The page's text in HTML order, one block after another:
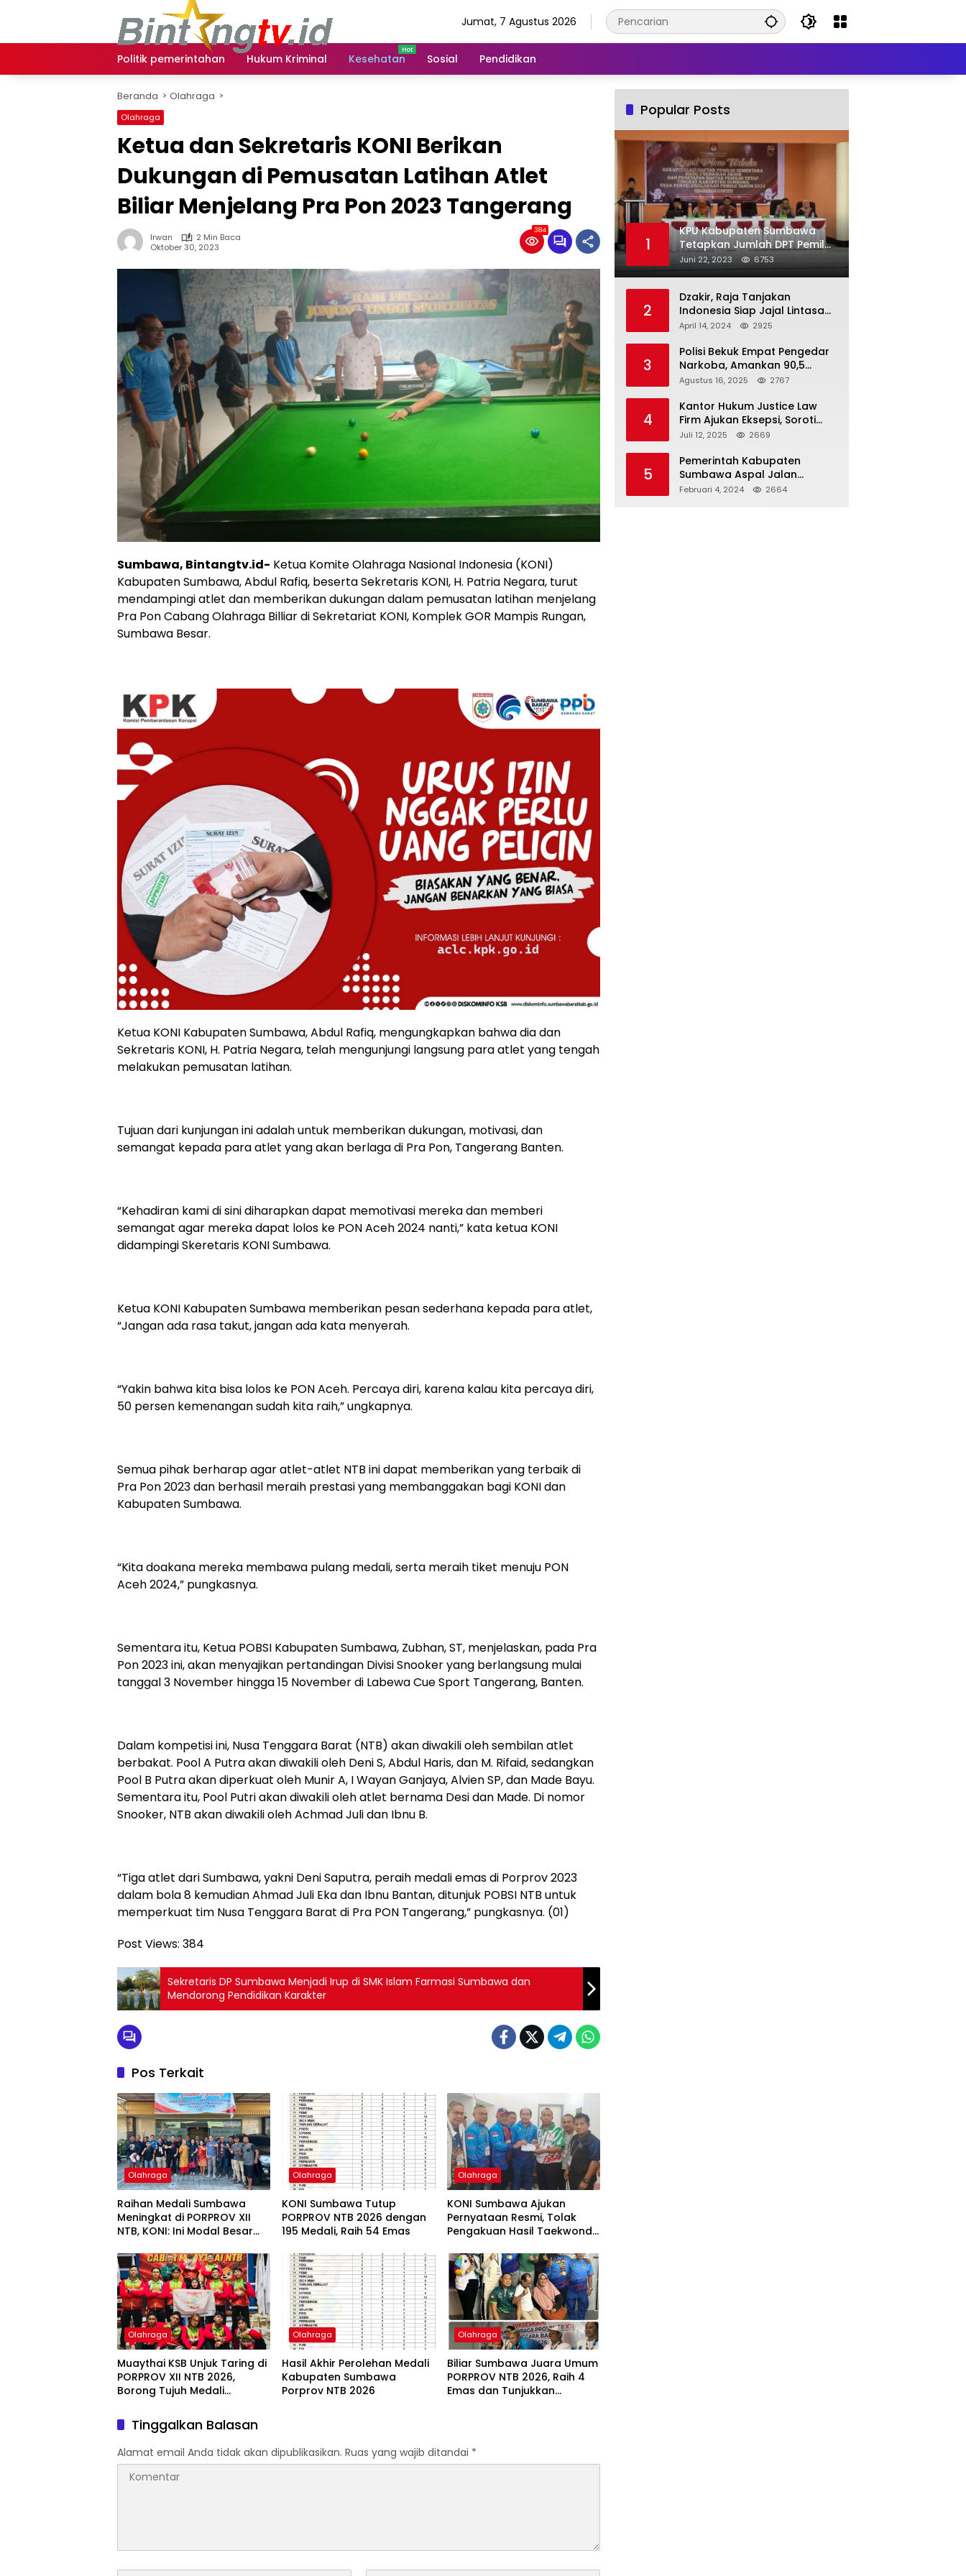
Jumat, 7 Agustus 2026
Politik pemerintahan Hukum Kriminal Kesehatan Sosial Pendidikan
Beranda Olahraga
Olahraga
Ketua dan Sekretaris KONI Berikan
Dukungan di Pemusatan Latihan Atlet
Biliar Menjelang Pra Pon 2023 Tangerang
Irwan
2 Min Baca
Oktober 30, 2023
384
Sumbawa, Bintangtv.id- Ketua Komite Olahraga Nasional Indonesia (KONI)
Kabupaten Sumbawa, Abdul Rafiq, beserta Sekretaris KONI, H. Patria Negara, turut
mendampingi atlet dan memberikan dukungan dalam pemusatan latihan menjelang
Pra Pon Cabang Olahraga Billiar di Sekretariat KONI, Komplek GOR Mampis Rungan,
Sumbawa Besar.
Ketua KONI Kabupaten Sumbawa, Abdul Rafiq, mengungkapkan bahwa dia dan
Sekretaris KONI, H. Patria Negara, telah mengunjungi langsung para atlet yang tengah
melakukan pemusatan latihan.
Tujuan dari kunjungan ini adalah untuk memberikan dukungan, motivasi, dan
semangat kepada para atlet yang akan berlaga di Pra Pon, Tangerang Banten.
“Kehadiran kami di sini diharapkan dapat memotivasi mereka dan memberi
semangat agar mereka dapat lolos ke PON Aceh 2024 nanti,” kata ketua KONI
didampingi Skeretaris KONI Sumbawa.
Ketua KONI Kabupaten Sumbawa memberikan pesan sederhana kepada para atlet,
“Jangan ada rasa takut, jangan ada kata menyerah.
“Yakin bahwa kita bisa lolos ke PON Aceh. Percaya diri, karena kalau kita percaya diri,
50 persen kemenangan sudah kita raih,” ungkapnya.
Semua pihak berharap agar atlet-atlet NTB ini dapat memberikan yang terbaik di
Pra Pon 2023 dan berhasil meraih prestasi yang membanggakan bagi KONI dan
Kabupaten Sumbawa.
“Kita doakana mereka membawa pulang medali, serta meraih tiket menuju PON
Aceh 2024,” pungkasnya.
Sementara itu, Ketua POBSI Kabupaten Sumbawa, Zubhan, ST, menjelaskan, pada Pra
Pon 2023 ini, akan menyajikan pertandingan Divisi Snooker yang berlangsung mulai
tanggal 3 November hingga 15 November di Labewa Cue Sport Tangerang, Banten.
Dalam kompetisi ini, Nusa Tenggara Barat (NTB) akan diwakili oleh sembilan atlet
berbakat. Pool A Putra akan diwakili oleh Deni S, Abdul Haris, dan M. Rifaid, sedangkan
Pool B Putra akan diperkuat oleh Munir A, I Wayan Ganjaya, Alvien SP, dan Made Bayu.
Sementara itu, Pool Putri akan diwakili oleh atlet bernama Desi dan Made. Di nomor
Snooker, NTB akan diwakili oleh Achmad Juli dan Ibnu B.
“Tiga atlet dari Sumbawa, yakni Deni Saputra, peraih medali emas di Porprov 2023
dalam bola 8 kemudian Ahmad Juli Eka dan Ibnu Bantan, ditunjuk POBSI NTB untuk
memperkuat tim Nusa Tenggara Barat di Pra PON Tangerang,” pungkasnya. (01)
Post Views: 384
Sekretaris DP Sumbawa Menjadi Irup di SMK Islam Farmasi Sumbawa dan
Mendorong Pendidikan Karakter
Pos Terkait
Olahraga
Raihan Medali Sumbawa
Meningkat di PORPROV XII
NTB, KONI: Ini Modal Besar
Depan
Olahraga
KONI Sumbawa Tutup
PORPROV NTB 2026 dengan
195 Medali, Raih 54 Emas
Olahraga
KONI Sumbawa Ajukan
Pernyataan Resmi, Tolak
Pengakuan Hasil Taekwondo
Olahraga
Muaythai KSB Unjuk Taring di
PORPROV XII NTB 2026,
Borong Tujuh Medali
Olahraga
Hasil Akhir Perolehan Medali
Kabupaten Sumbawa
Porprov NTB 2026
Olahraga
Biliar Sumbawa Juara Umum
PORPROV NTB 2026, Raih 4
Emas dan Tunjukkan
Tinggalkan Balasan
Alamat email Anda tidak akan dipublikasikan. Ruas yang wajib ditandai *
Popular Posts
1
KPU Kabupaten Sumbawa
Tetapkan Jumlah DPT Pemilu
2024 Sebanyak 367.987
Pemilih
Juni 22, 2023 6753
2
Dzakir, Raja Tanjakan
Indonesia Siap Jajal Lintasan
Seloto Bersama DR Zul,
April 14, 2024 2925
3
Polisi Bekuk Empat Pengedar
Narkoba, Amankan 90,5
Gram Sabu dari Dalam Mobil
Agustus 16, 2025 2767
4
Kantor Hukum Justice Law
Firm Ajukan Eksepsi, Soroti
Peran BNI dalam Kasus KUR
Juli 12, 2025 2669
5
Pemerintah Kabupaten
Sumbawa Aspal Jalan
Simpang Sebasang-Batu
Februari 4, 2024 2664